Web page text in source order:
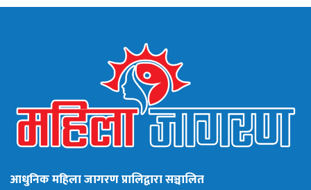
आधुनिक महिला जागरण प्रालिद्वारा सञ्चालित